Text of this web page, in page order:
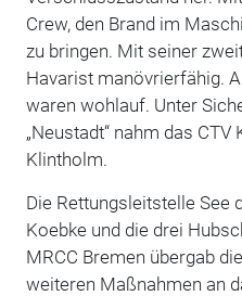
Crew, den Brand im
zu bringen. Mit seiner
Havarist manövrierfähig.
waren wohlauf. Unter
„Neustadt“ nahm das CTV
Klintholm.
Die Rettungsleitstelle See
Koebke und die drei
MRCC Bremen übergab
weiteren Maßnahmen an